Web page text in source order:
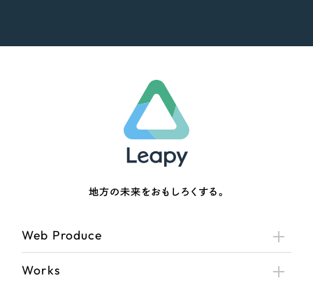
地方の未来をおもしろくする。
Web Produce
Works